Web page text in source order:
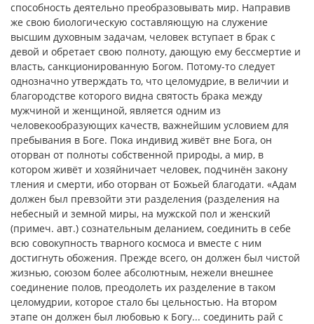
способность деятельно преобразовывать мир. Направив
же свою биологическую составляющую на служение
высшим духовным задачам, человек вступает в брак с
девой и обретает свою полноту, дающую ему бессмертие и
власть, санкционированную Богом. Потому-то следует
однозначно утверждать то, что целомудрие, в величии и
благородстве которого видна святость брака между
мужчиной и женщиной, является одним из
человекообразующих качеств, важнейшим условием для
пребывания в Боге. Пока индивид живёт вне Бога, он
оторван от полноты собственной природы, а мир, в
котором живёт и хозяйничает человек, подчинён закону
тления и смерти, ибо оторван от Божьей благодати. «Адам
должен был превзойти эти разделения (разделения на
небесный и земной миры, на мужской пол и женский
(примеч. авт.) сознательным деланием, соединить в себе
всю совокупность тварного космоса и вместе с ним
достигнуть обожения. Прежде всего, он должен был чистой
жизнью, союзом более абсолютным, нежели внешнее
соединение полов, преодолеть их разделение в таком
целомудрии, которое стало бы цельностью. На втором
этапе он должен был любовью к Богу... соединить рай с